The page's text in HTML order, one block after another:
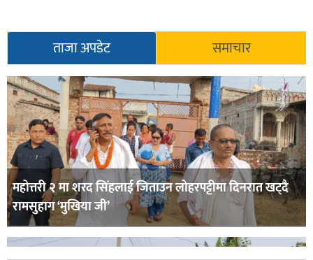
ताजा अपडेट समाचार
महोत्तरी २ मा शरद सिंहलाई जिताउन लोहरपट्टीमा दिनरात खट्दै
रामसुहाग ‘मुखिया जी’